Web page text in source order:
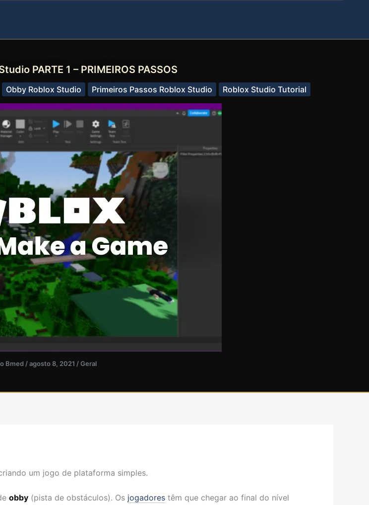
PARTE 1 – PRIMEIROS PASSOS
Obby Roblox Studio Primeiros Passos Roblox Studio Roblox Studio Tutorial
Bmed /agosto 8, 2021 /Geral
um jogo de plataforma simples.
obby (pista de obstáculos). Os jogadores têm que chegar ao final do nível